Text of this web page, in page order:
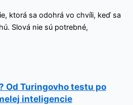
ktorá sa odohrá vo chvíli, keď sa
Slová nie sú potrebné,
Od Turingovho testu po
inteligencie